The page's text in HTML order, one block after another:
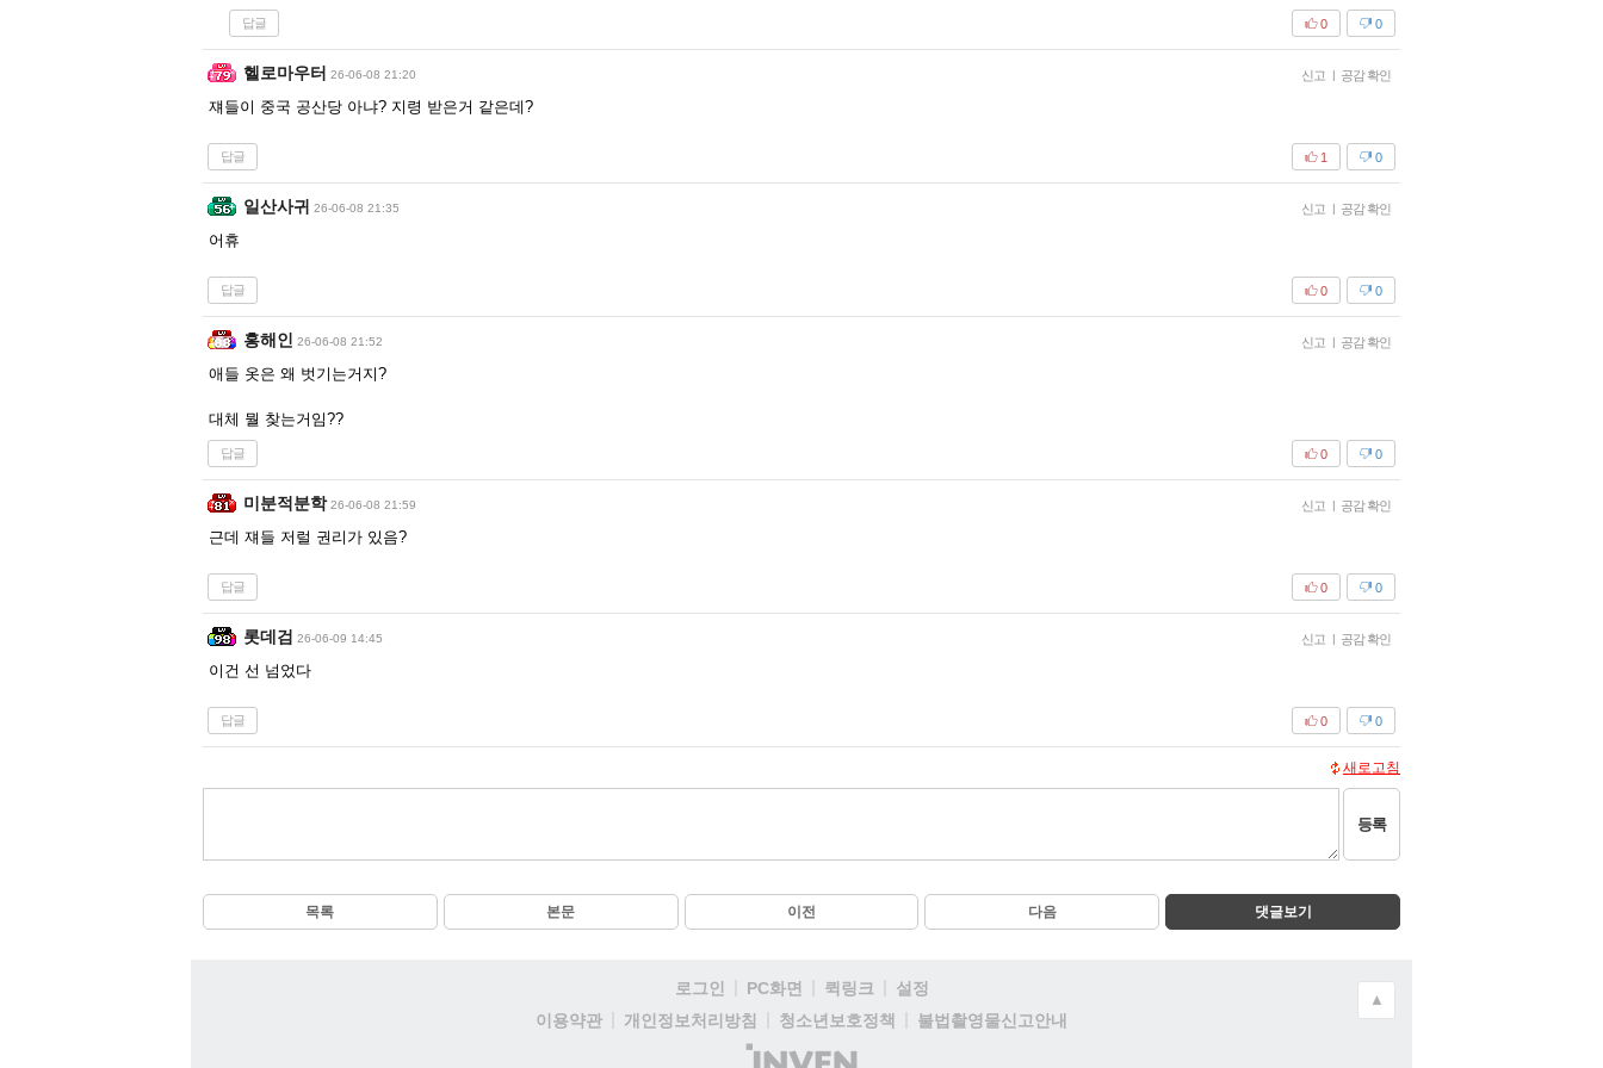
답글 0
0
헬로마우터 26-06-08 21:20 신고 | 공감 확인
쟤들이 중국 공산당 아냐? 지령 받은거 같은데?
답글 0
1
일산사귀 26-06-08 21:35 신고 | 공감 확인
어휴
답글 0
0
홍해인 26-06-08 21:52 신고 | 공감 확인
애들 옷은 왜 벗기는거지?
대체 뭘 찾는거임??
답글 0
0
미분적분학 26-06-08 21:59 신고 | 공감 확인
근데 쟤들 저럴 권리가 있음?
답글 0
0
롯데검 26-06-09 14:45 신고 | 공감 확인
이건 선 넘었다
답글 0
0
새로고침
등록
목록 본문 이전 다음 댓글보기
로그인 PC화면 퀵링크
설정
이용약관
개인정보처리방침 청소년보호정책
불법촬영물신고안내
(주)
▲